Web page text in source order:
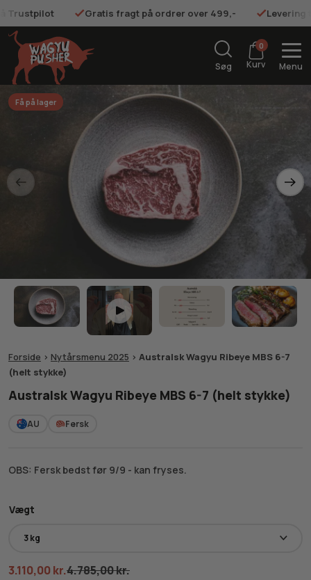
Trustpilot Gratis fragt på ordrer over 499,- Levering
Søg
0
Kurv Menu
Få på lager
Forside > Nytårsmenu 2025 > Australsk Wagyu Ribeye MBS 6-7
(helt stykke)
Australsk Wagyu Ribeye MBS 6-7 (helt stykke)
AU Fersk
OBS: Fersk bedst før 9/9 - kan fryses.
Vægt
3.110,00kr.4.785,00kr.